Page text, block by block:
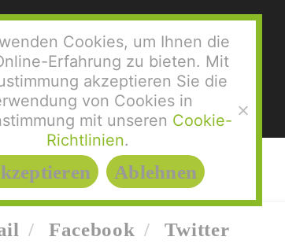
Facebook Twitter
Cookies, um Ihnen die
Erfahrung zu bieten. Mit
akzeptieren Sie die
von Cookies in
mit unseren Cookie-
Richtlinien.
Ablehnen